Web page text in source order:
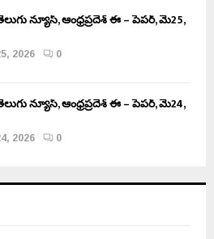
న్యూస్, ఆంధ్రప్రదేశ్ ఈ – పేపర్, మే25,
2026
0
న్యూస్, ఆంధ్రప్రదేశ్ ఈ – పేపర్, మే24,
2026
0